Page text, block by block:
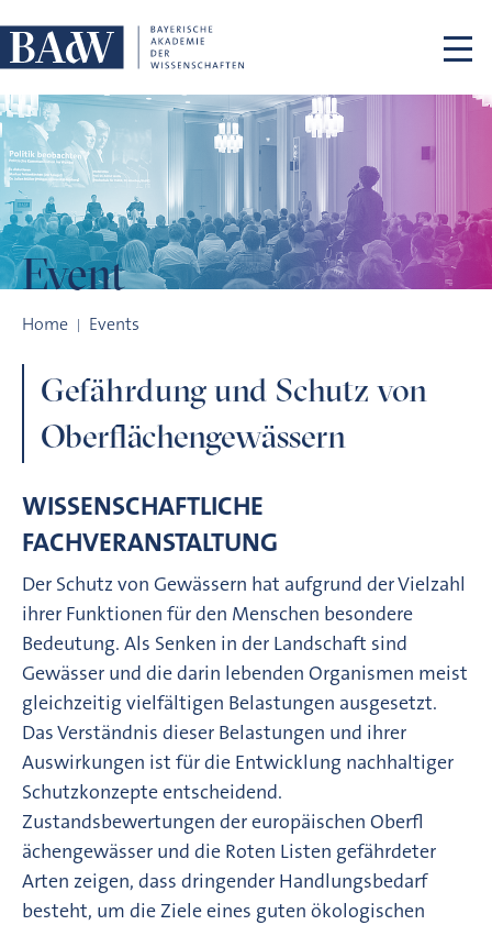
Event
Home Events
Gefährdung und Schutz von
Oberflächengewässern
WISSENSCHAFTLICHE
FACHVERANSTALTUNG
Der Schutz von Gewässern hat aufgrund der Vielzahl
ihrer Funktionen für den Menschen besondere
Bedeutung. Als Senken in der Landschaft sind
Gewässer und die darin lebenden Organismen meist
gleichzeitig vielfältigen Belastungen ausgesetzt.
Das Verständnis dieser Belastungen und ihrer
Auswirkungen ist für die Entwicklung nachhaltiger
Schutzkonzepte entscheidend.
Zustandsbewertungen der europäischen Oberfl
ächengewässer und die Roten Listen gefährdeter
Arten zeigen, dass dringender Handlungsbedarf
besteht, um die Ziele eines guten ökologischen